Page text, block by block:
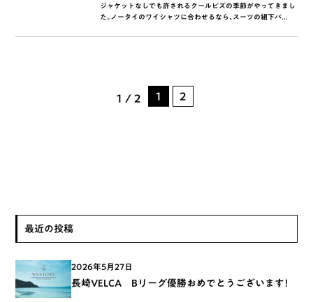
ジャケットなしでも許されるクールビズの季節がやってきまし
た。ノータイのワイシャツに合わせるなら、スーツの組下パ...
1 / 2 1 2
最近の投稿
2026年5月27日
長崎VELCA Bリーグ優勝おめでとうございます！